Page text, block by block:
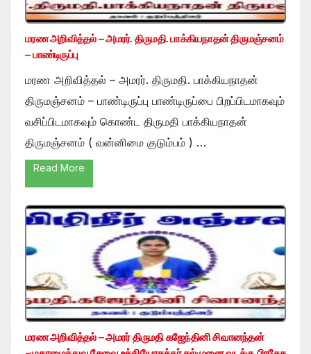
மரண அறிவித்தல் – அமரர். திருமதி. பாக்கியநாதன் திருமஞ்சனம்
– பாண்டிருப்பு
மரண அறிவித்தல் – அமரர். திருமதி. பாக்கியநாதன்
திருமஞ்சனம் – பாண்டிருப்பு பாண்டிருப்பை பிறப்பிடமாகவும்
வசிப்பிடமாகவும் கொண்ட திருமதி பாக்கியநாதன்
திருமஞ்சனம் ( வன்னிமை குடும்பம் ) …
Read More
மரண அறிவித்தல் – அமரர் திருமதி கஜேந்தினி சிவானந்தன்